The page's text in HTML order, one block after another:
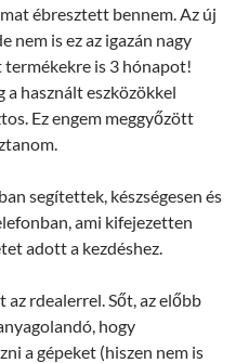
ébresztett bennem. Az új
nem is ez az igazán nagy
termékekre is 3 hónapot!
a használt eszközökkel
Ez engem meggyőzött
segítettek, készségesen és
ami kifejezetten
adott a kezdéshez.
rdealerrel. Sőt, az előbb
hogy
a gépeket (hiszen nem is